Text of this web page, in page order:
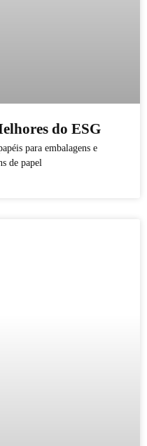
do ESG
para embalagens e
de papel